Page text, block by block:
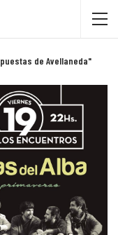
de Avellaneda"